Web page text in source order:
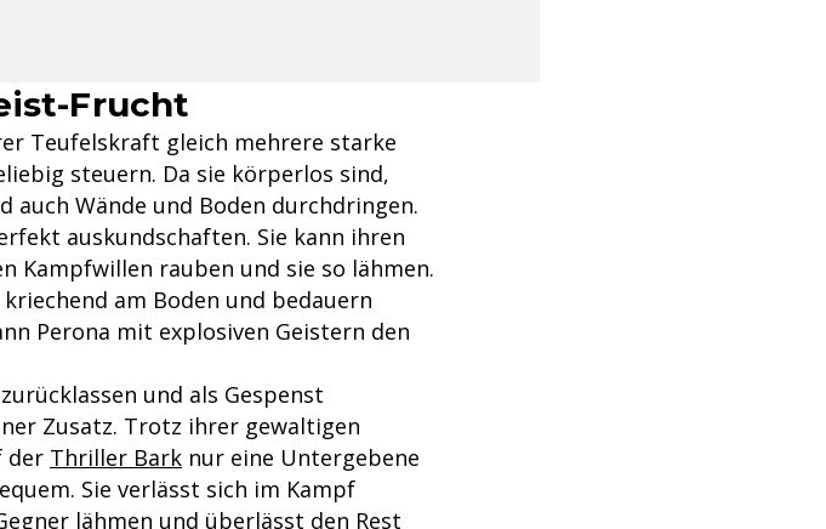
Frucht
Teufelskraft gleich mehrere starke
steuern. Da sie körperlos sind,
auch Wände und Boden durchdringen.
auskundschaften. Sie kann ihren
Kampfwillen rauben und sie so lähmen.
am Boden und bedauern
Perona mit explosiven Geistern den
und als Gespenst
Zusatz. Trotz ihrer gewaltigen
der Thriller Bark nur eine Untergebene
Sie verlässt sich im Kampf
lähmen und überlässt den Rest